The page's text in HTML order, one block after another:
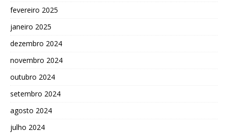
fevereiro 2025
janeiro 2025
dezembro 2024
novembro 2024
outubro 2024
setembro 2024
agosto 2024
julho 2024